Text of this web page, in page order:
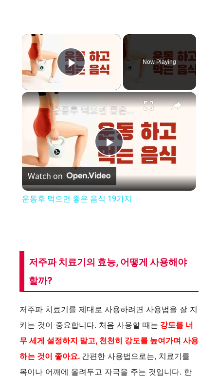
×
Play Video
Now Playing
×
P
l
V
i
d
e
운동후 먹으면 좋은 음식 19가지
Watch on
운동후 먹으면 좋은 음식 19가지
저주파 치료기의 효능, 어떻게 사용해야
할까?
저주파 치료기를 제대로 사용하려면 사용법을 잘 지
키는 것이 중요합니다. 처음 사용할 때는 강도를 너
무 세게 설정하지 말고, 천천히 강도를 높여가며 사용
하는 것이 좋아요. 간편한 사용법으로는, 치료기를
목이나 어깨에 올려두고 자극을 주는 것입니다. 한